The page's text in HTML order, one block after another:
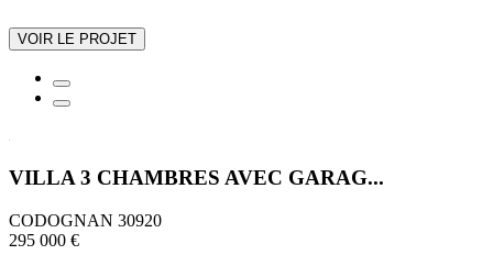
VOIR LE PROJET
VILLA 3 CHAMBRES AVEC GARAG...
CODOGNAN 30920
295 000 €